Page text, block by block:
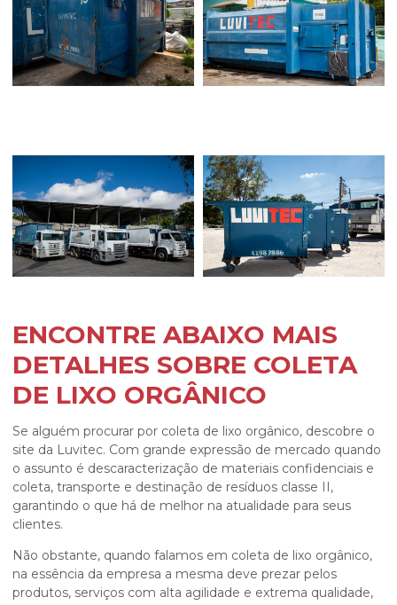
ENCONTRE ABAIXO MAIS
DETALHES SOBRE COLETA
DE LIXO ORGÂNICO
Se alguém procurar por coleta de lixo orgânico, descobre o
site da Luvitec. Com grande expressão de mercado quando
o assunto é descaracterização de materiais confidenciais e
coleta, transporte e destinação de resíduos classe II,
garantindo o que há de melhor na atualidade para seus
clientes.
Não obstante, quando falamos em coleta de lixo orgânico,
na essência da empresa a mesma deve prezar pelos
produtos, serviços com alta agilidade e extrema qualidade,